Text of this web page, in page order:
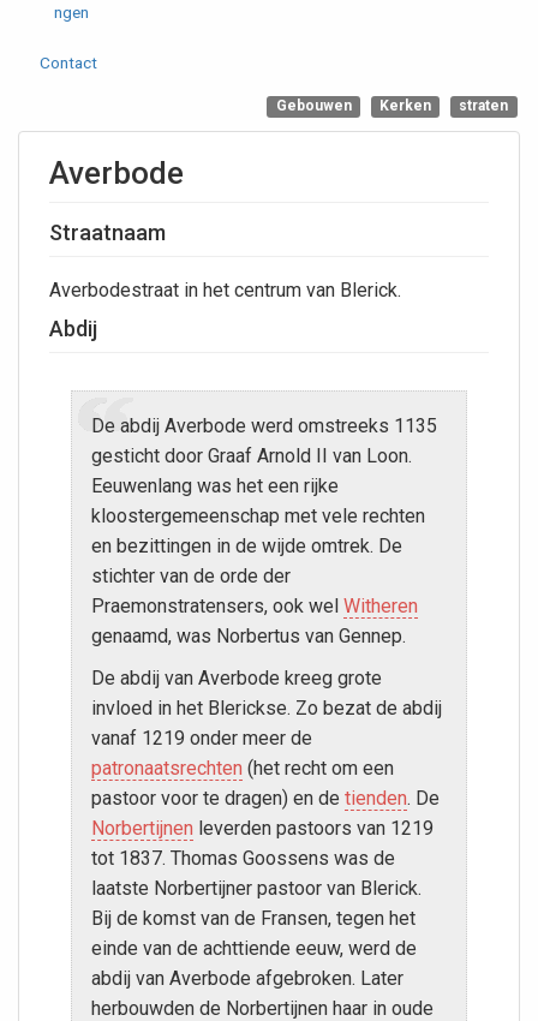
ngen
Contact
Gebouwen Kerken straten
Averbode
Straatnaam
Averbodestraat in het centrum van Blerick.
Abdij
De abdij Averbode werd omstreeks 1135
gesticht door Graaf Arnold II van Loon.
Eeuwenlang was het een rijke
kloostergemeenschap met vele rechten
en bezittingen in de wijde omtrek. De
stichter van de orde der
Praemonstratensers, ook welWitheren
genaamd, was Norbertus van Gennep.
De abdij van Averbode kreeg grote
invloed in het Blerickse. Zo bezat de abdij
vanaf 1219 onder meer de
patronaatsrechten (het recht om een
pastoor voor te dragen) en detienden. De
Norbertijnen leverden pastoors van 1219
tot 1837. Thomas Goossens was de
laatste Norbertijner pastoor van Blerick.
Bij de komst van de Fransen, tegen het
einde van de achttiende eeuw, werd de
abdij van Averbode afgebroken. Later
herbouwden de Norbertijnen haar in oude